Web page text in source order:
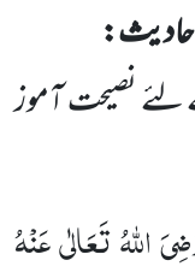
لئے نصیحت آموز
اللہُ تَعَالٰی عَنْہُ